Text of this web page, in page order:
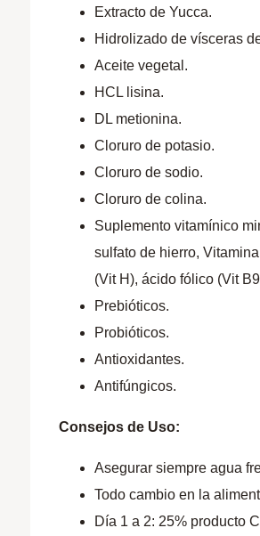
Extracto de Yucca.
Hidrolizado de vísceras
Aceite vegetal.
HCL lisina.
DL metionina.
Cloruro de potasio.
Cloruro de sodio.
Cloruro de colina.
Suplemento vitamínico
sulfato de hierro,
(Vit H), ácido fólico (Vit
Prebióticos.
Probióticos.
Antioxidantes.
Antifúngicos.
Consejos de Uso:
Asegurar siempre agua
Todo cambio en la
Día 1 a 2: 25% producto